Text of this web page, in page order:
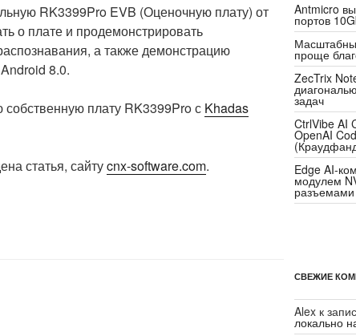
RK3399Pro EVB (Оценочную плату) от
о плате и продемонстрировать
а также демонстрацию
8.0.
плату RK3399Pro с Khadas
статья, сайтуcnx-software.com.
Antmicro
портов
проще
ZecTrix
задач
CtrlVibe AI
OpenAI
Edge AI-
модулем
СВЕЖИЕ
Alex к
локально